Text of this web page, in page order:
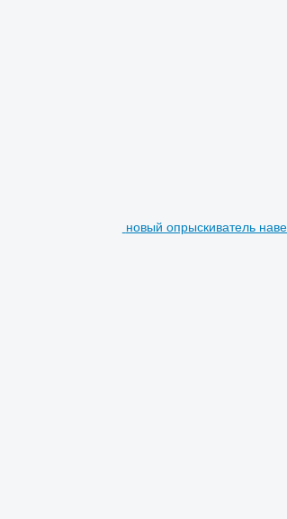
новый опрыскиватель